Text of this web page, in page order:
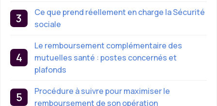
Ce que prend réellement en charge la Sécurité
sociale
Le remboursement complémentaire des
mutuelles santé : postes concernés et
plafonds
Procédure à suivre pour maximiser le
remboursement de son opération